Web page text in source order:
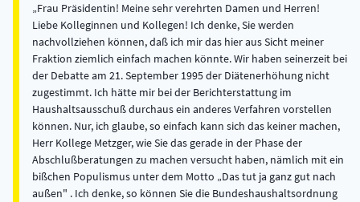
Frau Präsidentin! Meine sehr verehrten Damen und Herren!
Liebe Kolleginnen und Kollegen! Ich denke, Sie werden
nachvollziehen können, daß ich mir das hier aus Sicht meiner
Fraktion ziemlich einfach machen könnte. Wir haben seinerzeit bei
der Debatte am 21. September 1995 der Diätenerhöhung nicht
zugestimmt. Ich hätte mir bei der Berichterstattung im
Haushaltsausschuß durchaus ein anderes Verfahren vorstellen
können. Nur, ich glaube, so einfach kann sich das keiner machen,
Herr Kollege Metzger, wie Sie das gerade in der Phase der
Abschlußberatungen zu machen versucht haben, nämlich mit ein
bißchen Populismus unter dem Motto „Das tut ja ganz gut nach
außen" . Ich denke, so können Sie die Bundeshaushaltsordnung